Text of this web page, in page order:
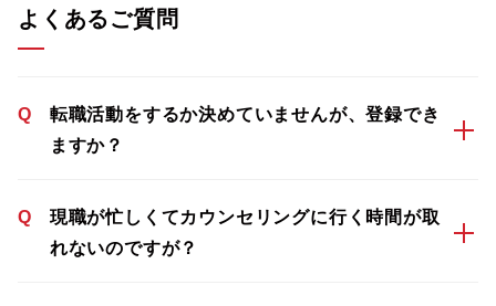
よくあるご質問
Q
転職活動をするか決めていませんが、登録でき
ますか？
Q
現職が忙しくてカウンセリングに行く時間が取
れないのですが？